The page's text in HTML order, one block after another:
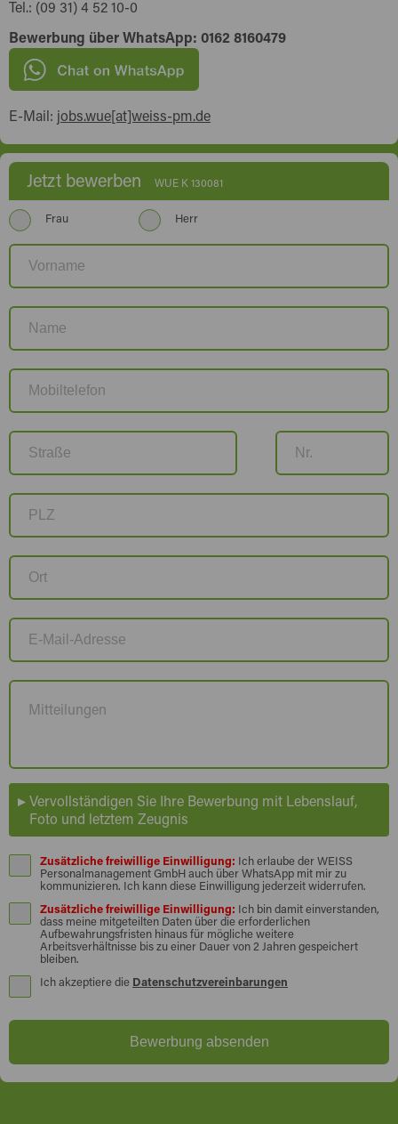
Tel.: (09 31) 4 52 10-0
Bewerbung über WhatsApp: 0162 8160479
E-Mail: jobs.wue[at]weiss-pm.de
Jetzt bewerben WUE K 130081
Frau Herr
Vervollständigen Sie Ihre Bewerbung mit Lebenslauf,
Foto und letztem Zeugnis
Zusätzliche freiwillige Einwilligung: Ich erlaube der WEISS
Personalmanagement GmbH auch über WhatsApp mit mir zu
kommunizieren. Ich kann diese Einwilligung jederzeit widerrufen.
Zusätzliche freiwillige Einwilligung: Ich bin damit einverstanden,
dass meine mitgeteilten Daten über die erforderlichen
Aufbewahrungsfristen hinaus für mögliche weitere
Arbeitsverhältnisse bis zu einer Dauer von 2 Jahren gespeichert
bleiben.
Ich akzeptiere die Datenschutzvereinbarungen
Bewerbung absenden